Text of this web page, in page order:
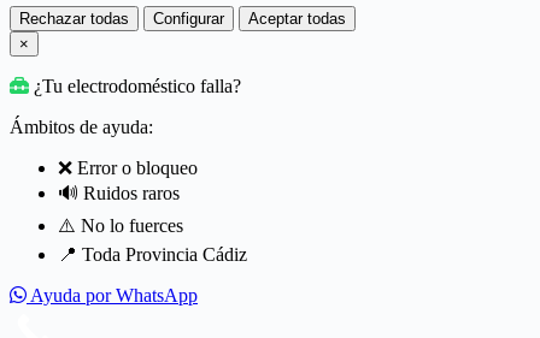
Rechazar todas Configurar
Aceptar todas
×
¿Tu electrodoméstico falla?
Ámbitos de ayuda:
❌ Error o bloqueo
🔊 Ruidos raros
⚠️ No lo fuerces
📍 Toda Provincia Cádiz
Ayuda por WhatsApp